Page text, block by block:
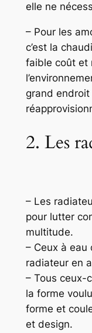
elle ne
– Pour les
c’est la
faible coût et
grand
2. Les
– Les
pour lutter
multitude.
– Ceux à
radiateur en
– Tous ceux-
la forme
forme et
et design.